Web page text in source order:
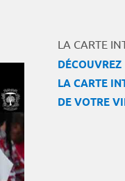
LA CARTE
DÉCOUVREZ
LA CARTE
DE VOTRE